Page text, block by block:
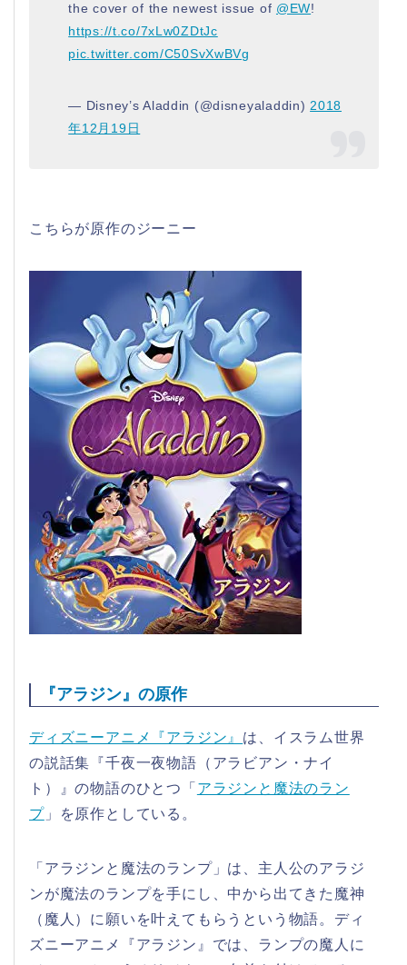
the cover of the newest issue of @EW!
https://t.co/7xLw0ZDtJc
pic.twitter.com/C50SvXwBVg
— Disney’s Aladdin (@disneyaladdin) 2018
年12月19日
こちらが原作のジーニー
『アラジン』の原作
ディズニーアニメ『アラジン』 は、イスラム世界
の説話集『千夜一夜物語（アラビアン・ナイ
ト）』の物語のひとつ「 アラジンと魔法のラン
プ」を原作としている。
「アラジンと魔法のランプ」は、主人公のアラジ
ンが魔法のランプを手にし、中から出てきた魔神
（魔人）に願いを叶えてもらうという物語。ディ
ズニーアニメ『アラジン』では、ランプの魔人に